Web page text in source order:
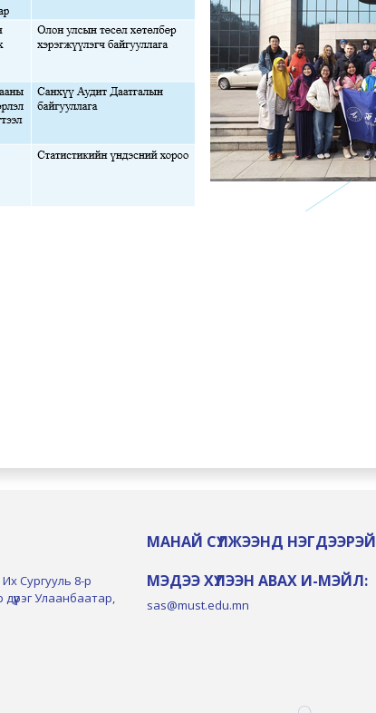
Сургууль 8-р
Улаанбаатар,
МАНАЙ СҮЛЖЭЭНД НЭГДЭЭРЭЙ
МЭДЭЭ ХҮЛЭЭН АВАХ И-МЭЙЛ:
sas@must.edu.mn